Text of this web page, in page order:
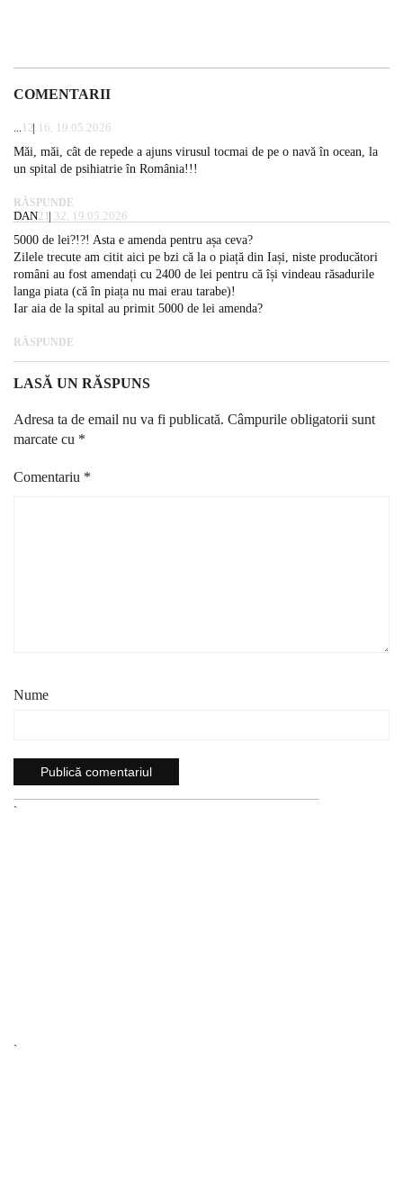
COMENTARII
12:16, 19.05.2026
Măi, măi, cât de repede a ajuns virusul tocmai de pe o navă în ocean, la
un spital de psihiatrie în România!!!
RĂSPUNDE
DAN21:32, 19.05.2026
5000 de lei?!?! Asta e amenda pentru așa ceva?
Zilele trecute am citit aici pe bzi că la o piață din Iași, niste producători
români au fost amendați cu 2400 de lei pentru că își vindeau răsadurile
langa piata (că în piața nu mai erau tarabe)!
Iar aia de la spital au primit 5000 de lei amenda?
RĂSPUNDE
LASĂ UN RĂSPUNS
Adresa ta de email nu va fi publicată. Câmpurile obligatorii sunt
marcate cu *
Comentariu *
Nume
`
`